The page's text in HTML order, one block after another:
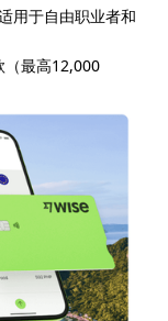
用于自由职业者和
（最高12,000